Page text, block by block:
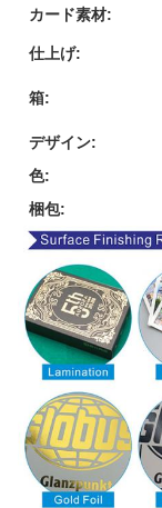
カード素材:
仕上げ:
箱:
デザイン:
色:
梱包: